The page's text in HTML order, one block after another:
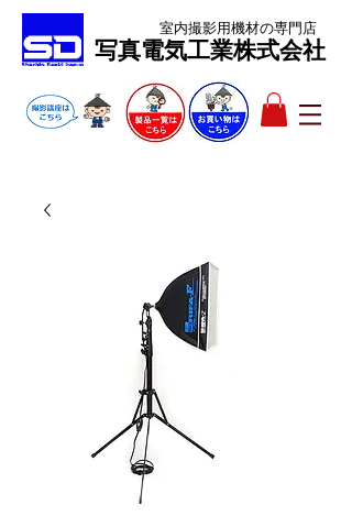
​写真電気工業株式会社
室内撮影用機材の専門店